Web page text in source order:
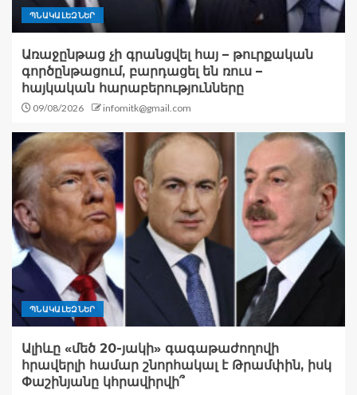
ՊՆԱԿԱԼԵԶՆԵՐ
Առաջընթաց չի գրանցվել հայ – թուրքական
գործընթացում, բարդացել են ռուս –
հայկական հարաբերությունները
09/08/2026 infomitk@gmail.com
ՊՆԱԿԱԼԵԶՆԵՐ
Ալիևը «մեծ 20-յակի» գագաթաժողովի
հրավերլի համար շնորհակալ է Թրամփին, իսկ
Փաշինյանը կհրավիրվի՞